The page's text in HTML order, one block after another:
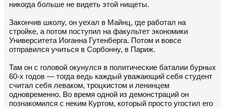
никогда больше не видеть этой нищеты.
Закончив школу, он уехал в Майнц, где работал на
стройке, а потом поступил на факультет экономики
Университета Иоганна Гутенберга. Потом и вовсе
отправился учиться в Сорбонну, в Париж.
Там он с головой окунулся в политические баталии бурных
60-х годов — тогда ведь каждый уважающий себя студент
считал себя леваком, троцкистом и ленинцем
одновременно. Во время одной из демонстраций он
познакомился с неким Куртом, который просто угостил его